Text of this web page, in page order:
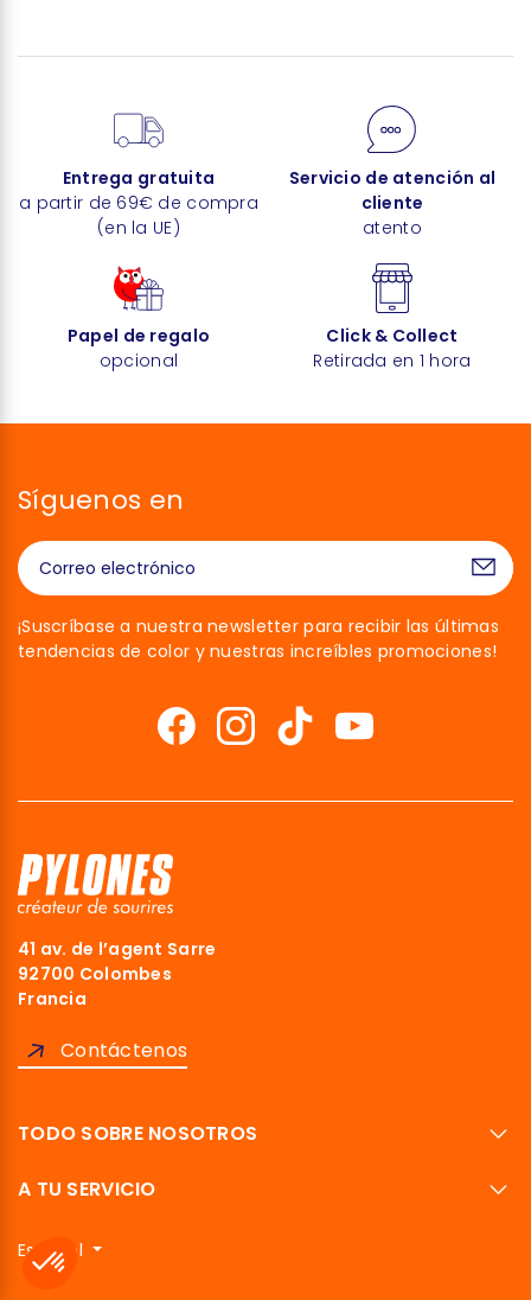
Entrega gratuita
a partir de 69€ de compra
(en la UE)
Servicio de atención al
cliente
atento
Papel de regalo
opcional
Click & Collect
Retirada en 1 hora
Síguenos en
¡Suscríbase a nuestra newsletter para recibir las últimas
tendencias de color y nuestras increíbles promociones!
41 av. de l’agent Sarre
92700 Colombes
Francia
Contáctenos
TODO SOBRE NOSOTROS
A TU SERVICIO
Español